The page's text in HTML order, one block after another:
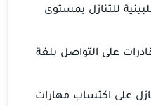
للتنازل بمستوى
على التواصل بلغة
على اكتساب مهارات